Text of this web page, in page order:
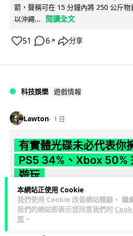
本網站正使用 Cookie
我們使用 Cookie 改善網站體驗。 繼
我們的網站即表示您同意我們的
策 。
箭，聲稱可在 15 分鐘內將 250 公斤
以沖繩...
閱讀全文
51 6 ↗ 分享
科技娛樂 遊戲情報
Lawton 1 日
有實體光碟未必代表你
PS5 34%、Xbox 50%
遊玩
【就算有光碟，也未必代表擁有遊戲】
實體遊戲及 50% Xbox Series X 實體
整遊...